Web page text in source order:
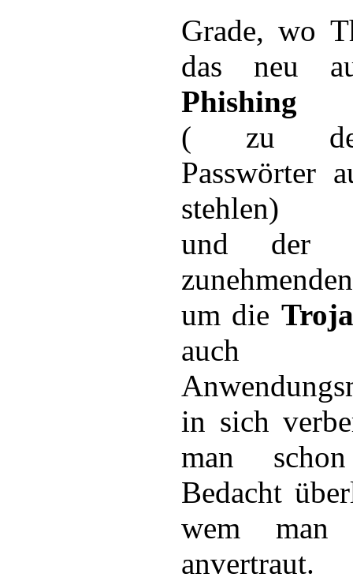
Grade, wo
das neu
Phishing
( zu
Passwörter
stehlen)
und der
um die
auch
in sich
man
Bedacht
wem man
anvertraut.